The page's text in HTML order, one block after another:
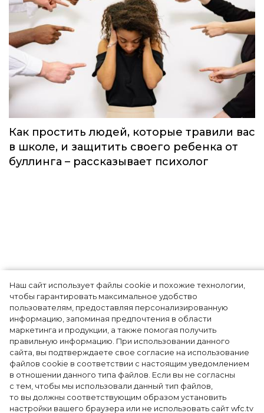
Наш сайт использует файлы cookie и похожие технологии,
чтобы гарантировать максимальное удобство
пользователям, предоставляя персонализированную
информацию, запоминая предпочтения в области
маркетинга и продукции, а также помогая получить
правильную информацию. При использовании данного
сайта, вы подтверждаете свое согласие на использование
файлов cookie в соответствии с настоящим уведомлением
в отношении данного типа файлов. Если вы не согласны
с тем, чтобы мы использовали данный тип файлов,
то вы должны соответствующим образом установить
настройки вашего браузера или не использовать сайт wfc.tv
Как простить людей, которые травили вас
в школе, и защитить своего ребенка от
буллинга – рассказывает психолог
Книги про осознанность: что
почитать, чтобы быть в теме
На Западе все больше людей
вдохновляется учениями тренеров
личностного роста и коучей, которые
рассказывают и показывают, как